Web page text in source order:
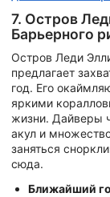
7. Остров
Барьерного
Остров Леди
предлагает
год. Его
яркими
жизни. Дайверы
акул и
заняться
сюда.
Ближайший